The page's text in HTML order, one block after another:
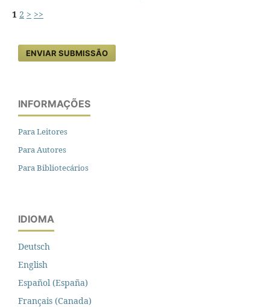
1 2 > >>
ENVIAR SUBMISSÃO
INFORMAÇÕES
Para Leitores
Para Autores
Para Bibliotecários
IDIOMA
Deutsch
English
Español (España)
Français (Canada)